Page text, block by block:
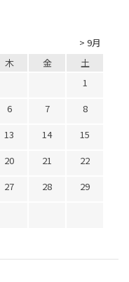
> 9月
木 金
土
1
6 7
8
13 14
15
20 21
22
27 28
29